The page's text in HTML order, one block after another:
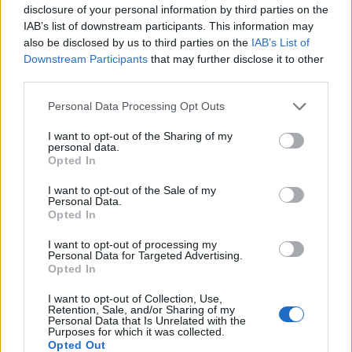
disclosure of your personal information by third parties on the
IAB’s list of downstream participants. This information may
also be disclosed by us to third parties on the IAB’s List of
Downstream Participants that may further disclose it to other
Personal Data Processing Opt Outs
I want to opt-out of the Sharing of my
personal data.
Opted In
I want to opt-out of the Sale of my
Personal Data.
Opted In
I want to opt-out of processing my
Personal Data for Targeted Advertising.
Opted In
I want to opt-out of Collection, Use,
Retention, Sale, and/or Sharing of my
Personal Data that Is Unrelated with the
Purposes for which it was collected.
Opted Out
À partir de 4 ans
SITE OFFICIEL
www.blockout.fr
AFFICHER LA CARTE